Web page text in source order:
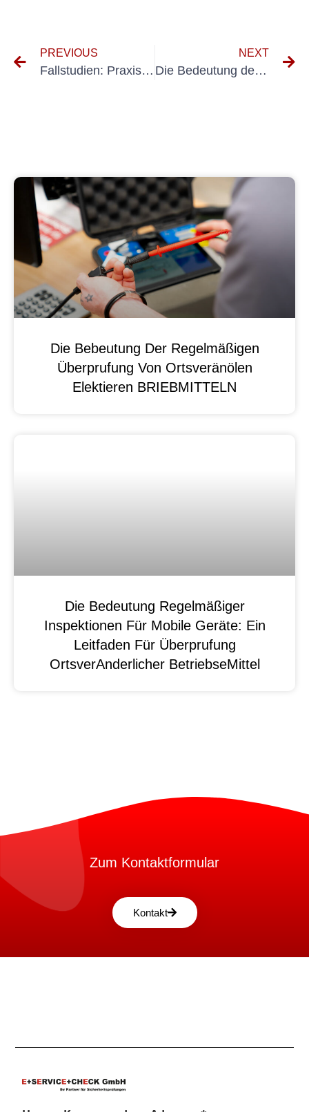
PREVIOUS
Fallstudien: Praxisbeispiele zur Unfallverhütung der DGUV Ortsveränderliche Geräte
NEXT
Die Bedeutung der UVV-Prüfung in der Diätetikbranche verstehen
Die Bebeutung Der Regelmäßigen
Überprufung Von Ortsveränölen
Elektieren BRIEBMITTELN
Die Bedeutung Regelmäßiger
Inspektionen Für Mobile Geräte: Ein
Leitfaden Für Überprufung
OrtsverAnderlicher BetriebseMittel
Zum Kontaktformular
Kontakt